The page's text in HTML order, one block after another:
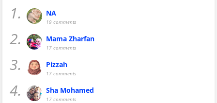
1. NA
19 comments
2. Mama Zharfan
17 comments
3. Pizzah
17 comments
4. Sha Mohamed
17 comments